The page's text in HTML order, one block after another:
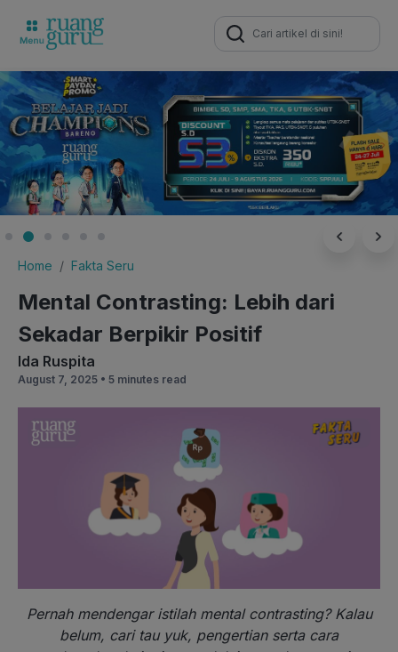
Search
for:
Home Fakta Seru
Mental Contrasting: Lebih dari
Sekadar Berpikir Positif
Ida Ruspita
August 7, 2025 • 5 minutes read
Pernah mendengar istilah mental contrasting? Kalau
belum, cari tau yuk, pengertian serta cara